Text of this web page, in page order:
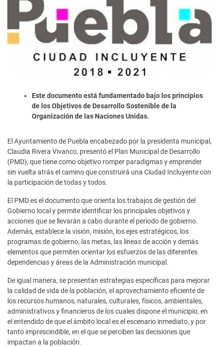
Este documento está fundamentado bajo los principios
de los Objetivos de Desarrollo Sostenible de la
Organización de las Naciones Unidas.
El Ayuntamiento de Puebla encabezado por la presidenta municipal,
Claudia Rivera Vivanco, presentó el Plan Municipal de Desarrollo
(PMD), que tiene como objetivo romper paradigmas y emprender
sin vuelta atrás el camino que construirá una Ciudad Incluyente con
la participación de todas y todos.
El PMD es el documento que orienta los trabajos de gestión del
Gobierno local y permite identificar los principales objetivos y
acciones que se llevarán a cabo durante el periodo de gobierno.
Además, establece la visión, misión, los ejes estratégicos, los
programas de gobierno, las metas, las líneas de acción y demás
elementos que permiten orientar los esfuerzos de las diferentes
dependencias y áreas de la Administración municipal.
De igual manera, se presentan estrategias específicas para mejorar
la calidad de vida de la población, el aprovechamiento eficiente de
los recursos humanos, naturales, culturales, físicos, ambientales,
administrativos y financieros de los cuales dispone el municipio, en
el entendido de que el ámbito local es el escenario inmediato, y por
tanto imprescindible, en el que se perciben las decisiones que
impactan a la población.